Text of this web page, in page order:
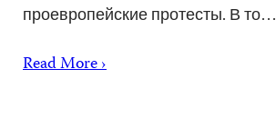
проевропейские протесты. В то…
Read More ›